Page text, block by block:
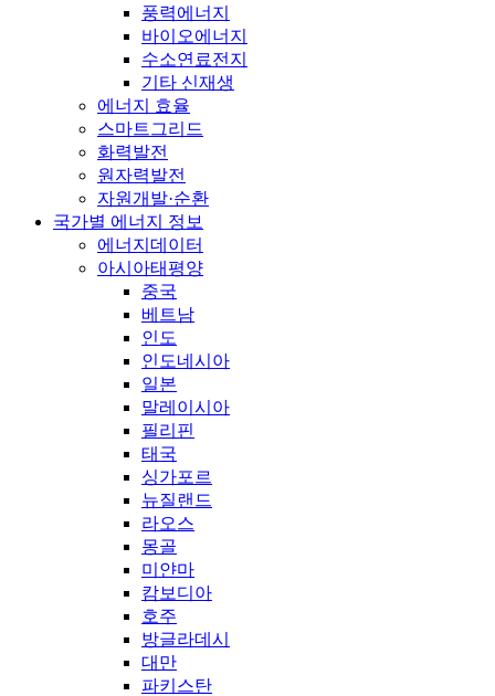
풍력에너지
바이오에너지
수소연료전지
기타 신재생
에너지 효율
스마트그리드
화력발전
원자력발전
자원개발·순환
국가별 에너지 정보
에너지데이터
아시아태평양
중국
베트남
인도
인도네시아
일본
말레이시아
필리핀
태국
싱가포르
뉴질랜드
라오스
몽골
미얀마
캄보디아
호주
방글라데시
대만
파키스탄